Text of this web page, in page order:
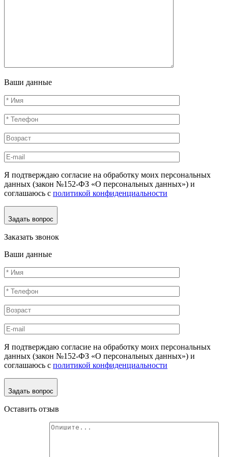
Ваши данные
Я подтверждаю согласие на обработку моих персональных
данных (закон №152-ФЗ «О персональных данных») и
соглашаюсь с политикой конфиденциальности
Задать вопрос
Заказать звонок
Ваши данные
Я подтверждаю согласие на обработку моих персональных
данных (закон №152-ФЗ «О персональных данных») и
соглашаюсь с политикой конфиденциальности
Задать вопрос
Оставить отзыв